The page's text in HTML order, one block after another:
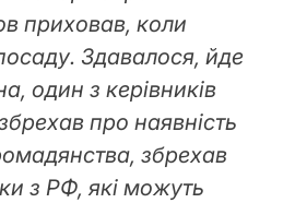
приховав, коли
Здавалося, йде
один з керівників
про наявність
збрехав
з РФ, які можуть